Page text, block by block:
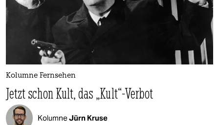
Kolumne Fernsehen
Jetzt schon Kult, das „Kult“-Verbot
KolumneJürn Kruse